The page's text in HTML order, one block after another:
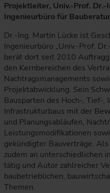
Projektleiter, Univ.-Prof.
Ingenieurbüro für
Dr.-Ing. Martin Lücke ist
Ingenieurbüro „Univ.-Prof.
berät dort seit 2010
den Kernbereichen des
Nachtragsmanagements
Projektabwicklung. Sein
Bausparten des Hoch-, Tief-,
Infrastrukturbaus mit der
und Planungsabläufen,
Leistungsmodifikationen
gekündigter Bauverträge.
zudem an unterschiedlichen
tätig und Autor zahlreicher
baubetrieblichen,
Themen.